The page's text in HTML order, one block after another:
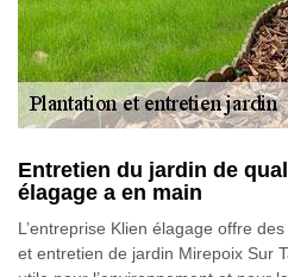
Entretien du jardin de
élagage a en main
L’entreprise Klien élagage offre
et entretien de jardin Mirepoix Sur